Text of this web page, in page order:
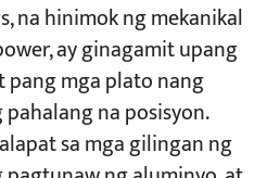
na hinimok ng mekanikal
ay ginagamit upang
mga plato nang
pahalang na posisyon.
sa mga gilingan ng